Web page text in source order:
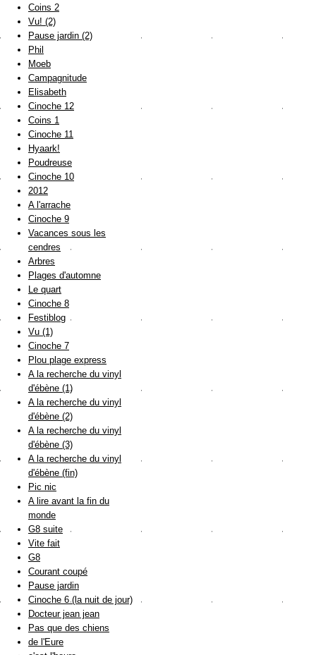
Coins 2
Vu! (2)
Pause jardin (2)
Phil
Moeb
Campagnitude
Elisabeth
Cinoche 12
Coins 1
Cinoche 11
Hyaark!
Poudreuse
Cinoche 10
2012
A l'arrache
Cinoche 9
Vacances sous les
cendres
Arbres
Plages d'automne
Le quart
Cinoche 8
Festiblog
Vu (1)
Cinoche 7
Plou plage express
A la recherche du vinyl
d'ébène (1)
A la recherche du vinyl
d'ébène (2)
A la recherche du vinyl
d'ébène (3)
A la recherche du vinyl
d'ébène (fin)
Pic nic
A lire avant la fin du
monde
G8 suite
Vite fait
G8
Courant coupé
Pause jardin
Cinoche 6 (la nuit de jour)
Docteur jean jean
Pas que des chiens
de l'Eure